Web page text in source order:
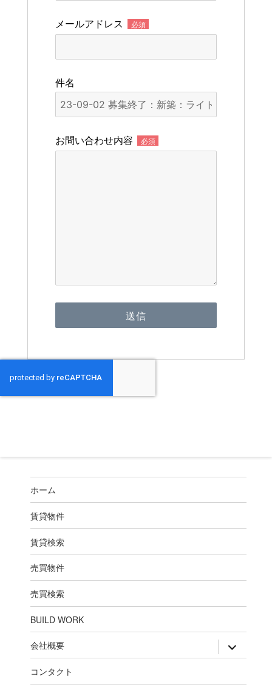
メールアドレス 必須
件名
お問い合わせ内容 必須
ホーム
賃貸物件
賃貸検索
売買物件
売買検索
BUILD WORK
会社概要 expand
child
menu
コンタクト